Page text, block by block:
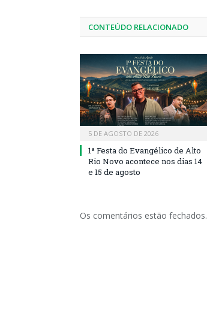
CONTEÚDO RELACIONADO
5 DE AGOSTO DE 2026
1ª Festa do Evangélico de Alto
Rio Novo acontece nos dias 14
e 15 de agosto
Os comentários estão fechados.